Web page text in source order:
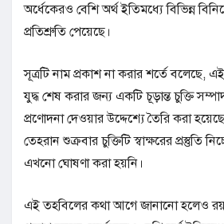
অর্ধেকেরও বেশি অর্থ ইতিমধ্যে বিভিন্ন
প্রতিশ্রুতি পেয়েছে।
সূত্রটি নাম প্রকাশ না করার শর্তে বলেছে,
যুদ্ধ শেষ করার জন্য একটি চূড়ান্ত চুক্তি
প্রণোদনা দেওয়ার উদ্দেশ্যে তৈরি করা
তেহরান শুক্রবার চুক্তিটি স্বাক্ষরের প্রস্তুতি
এখনো ঘোষণা করা হয়নি।
এই তহবিলের কথা আগে জানানো হলেও